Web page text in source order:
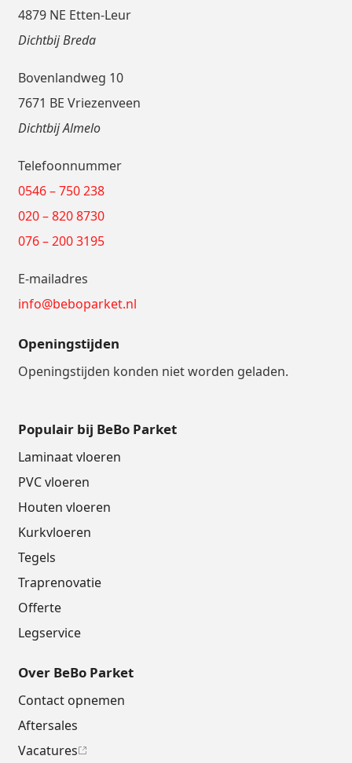
4879 NE Etten-Leur
Dichtbij Breda
Bovenlandweg 10
7671 BE Vriezenveen
Dichtbij Almelo
Telefoonnummer
0546 – 750 238
020 – 820 8730
076 – 200 3195
E-mailadres
info@beboparket.nl
Openingstijden
Openingstijden konden niet worden geladen.
Populair bij BeBo Parket
Laminaat vloeren
PVC vloeren
Houten vloeren
Kurkvloeren
Tegels
Traprenovatie
Offerte
Legservice
Over BeBo Parket
Contact opnemen
Aftersales
Vacatures